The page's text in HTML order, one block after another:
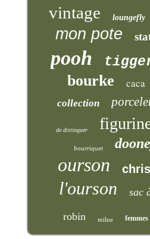
vintage loungefly
mon pote
pooh
bourke caca
collection
de distinguer
bourriquet
ourson
l'ourson sac
robin milne femmes